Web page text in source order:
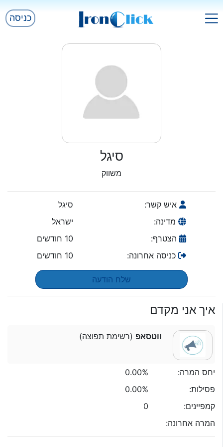
כניסה
סיגל
משווק
איש קשר:
סיגל
מדינה:
ישראל
הצטרף:
10 חודשים
כניסה אחרונה:
10 חודשים
שלח הודעה
איך אני מקדם
ווטסאפ (רשימת תפוצה)
יחס המרה:
0.00%
פסילות:
0.00%
קמפיינים:
0
המרה אחרונה: